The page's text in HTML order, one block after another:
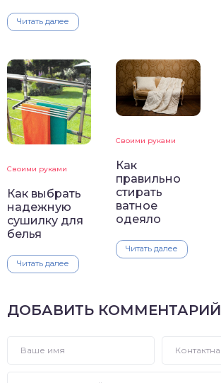
Читать далее
Своими руками
Как выбрать
надежную
сушилку для
белья
Читать далее
Своими руками
Как
правильно
стирать
ватное
одеяло
Читать далее
ДОБАВИТЬ КОММЕНТАРИЙ